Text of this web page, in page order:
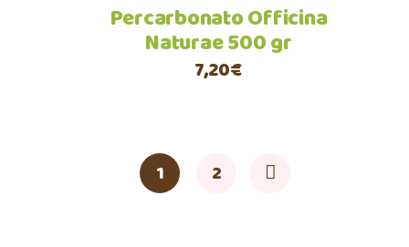
Percarbonato Officina
Naturae 500 gr
7,20€
1 2